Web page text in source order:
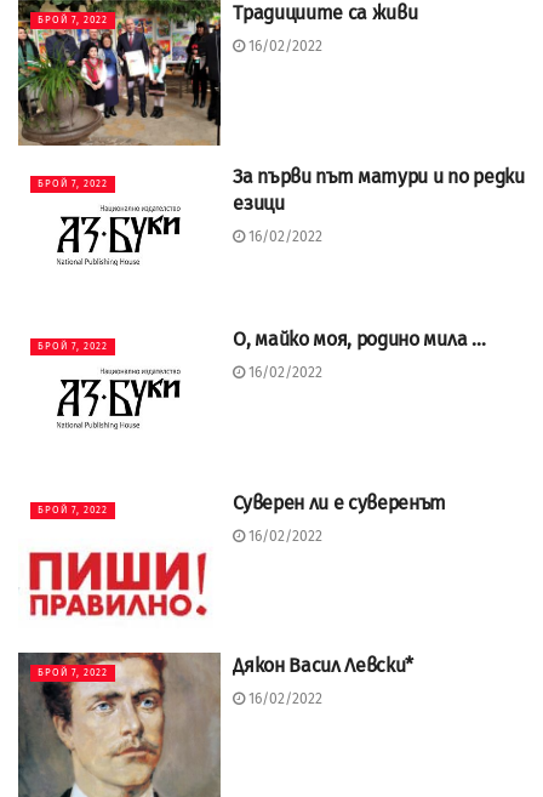
БРОЙ 7, 2022 Традициите са живи
16/02/2022
БРОЙ 7, 2022
За първи път матури и по редки
езици
16/02/2022
БРОЙ 7, 2022 О, майко моя, родино мила …
16/02/2022
БРОЙ 7, 2022 Суверен ли е суверенът
16/02/2022
БРОЙ 7, 2022 Дякон Васил Левски*
16/02/2022